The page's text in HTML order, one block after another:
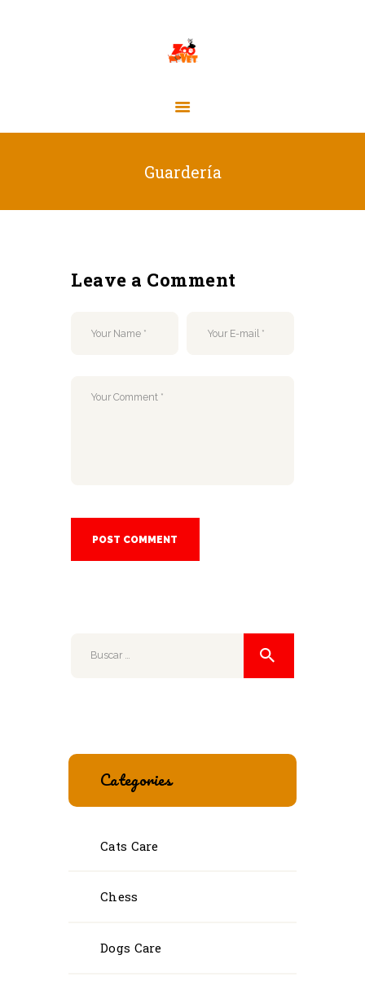
Guardería
CLÍNICA ZOOVET
NOSOTROS
SERVICIOS
Leave a Comment
Categories
Cats Care
Chess
Dogs Care